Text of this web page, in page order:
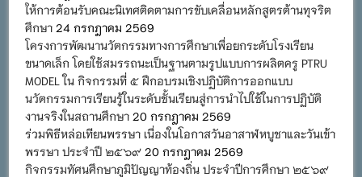
ให้การต้อนรับคณะนิเทศติดตามการขับเคลื่อนหลักสูตรต้านทุจริต
ศึกษา 24 กรกฎาคม 2569
โครงการพัฒนานวัตกรรมทางการศึกษาเพื่อยกระดับโรงเรียน
ขนาดเล็ก โดยใช้สมรรถนะเป็นฐานตามรูปแบบการผลิตครู PTRU
MODEL ใน กิจกรรมที่ ๕ ฝึกอบรมเชิงปฏิบัติการออกแบบ
นวัตกรรมการเรียนรู้ในระดับชั้นเรียนสู่การนำไปใช้ในการปฏิบัติ
งานจริงในสถานศึกษา 20 กรกฎาคม 2569
ร่วมพิธีหล่อเทียนพรรษา เนื่องในโอกาสวันอาสาฬหบูชาและวันเข้า
พรรษา ประจำปี ๒๕๖๙ 20 กรกฎาคม 2569
กิจกรรมทัศนศึกษาภูมิปัญญาท้องถิ่น ประจำปีการศึกษา ๒๕๖๙